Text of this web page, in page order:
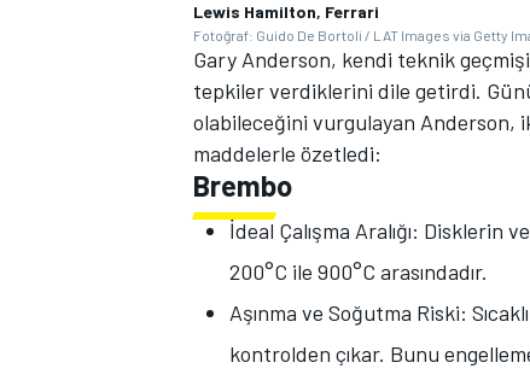
Lewis Hamilton, Ferrari
Fotoğraf: Guido De Bortoli / LAT Images via Getty
Gary Anderson, kendi teknik
tepkiler verdiklerini dile getirdi.
olabileceğini vurgulayan Anderson,
maddelerle özetledi:
Brembo
İdeal Çalışma Aralığı: Disklerin
200°C ile 900°C arasındadır.
Aşınma ve Soğutma Riski:
kontrolden çıkar. Bunu